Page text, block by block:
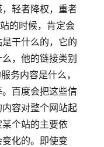
轻者降权，重者
的时候，肯定会
干什么的，它的
，他的链接类别
务内容是什么，
百度会把这些信
容对整个网站起
个站的主要依
化的。即使变